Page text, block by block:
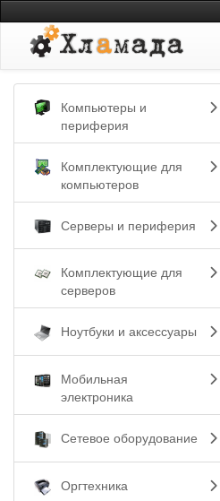
Компьютеры и
периферия
Комплектующие для
компьютеров
Серверы и периферия
Комплектующие для
серверов
Ноутбуки и аксессуары
Мобильная
электроника
Сетевое оборудование
Оргтехника